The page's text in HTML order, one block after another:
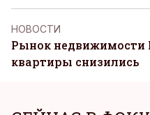
НОВОСТИ
Рынок недвижимости
квартиры снизились